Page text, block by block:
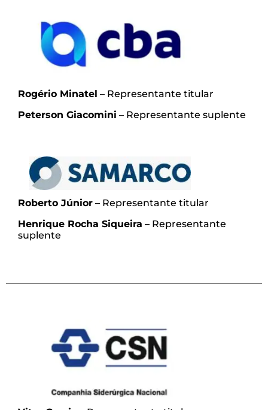
Rogério Minatel – Representante titular
Peterson Giacomini – Representante suplente
Roberto Júnior – Representante titular
Henrique Rocha Siqueira – Representante
suplente